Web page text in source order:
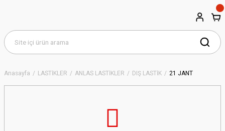
Anasayfa LASTİKLER ANLAS LASTİKLER DIŞ LASTİK 21 JANT